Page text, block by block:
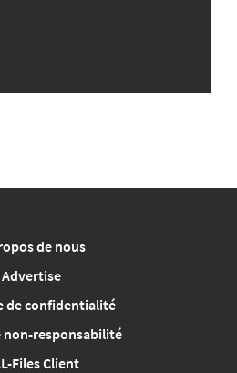
de nous
Advertise
de confidentialité
non-responsabilité
Files Client